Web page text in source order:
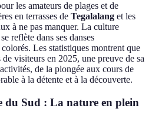
les amateurs de plages et de
en terrasses de Tegalalang et les
à ne pas manquer. La culture
reflète dans ses danses
Les statistiques montrent que
visiteurs en 2025, une preuve de sa
de la plongée aux cours de
à la détente et à la découverte.
du Sud : La nature en plein